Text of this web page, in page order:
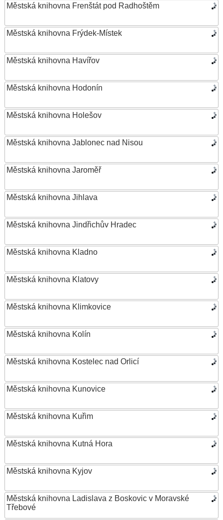
Městská knihovna Frenštát pod Radhoštěm
Městská knihovna Frýdek-Místek
Městská knihovna Havířov
Městská knihovna Hodonín
Městská knihovna Holešov
Městská knihovna Jablonec nad Nisou
Městská knihovna Jaroměř
Městská knihovna Jihlava
Městská knihovna Jindřichův Hradec
Městská knihovna Kladno
Městská knihovna Klatovy
Městská knihovna Klimkovice
Městská knihovna Kolín
Městská knihovna Kostelec nad Orlicí
Městská knihovna Kunovice
Městská knihovna Kuřim
Městská knihovna Kutná Hora
Městská knihovna Kyjov
Městská knihovna Ladislava z Boskovic v Moravské
Třebové